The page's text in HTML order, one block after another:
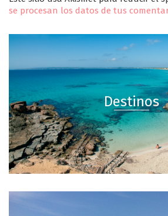
se procesan los datos de tus
Destinos